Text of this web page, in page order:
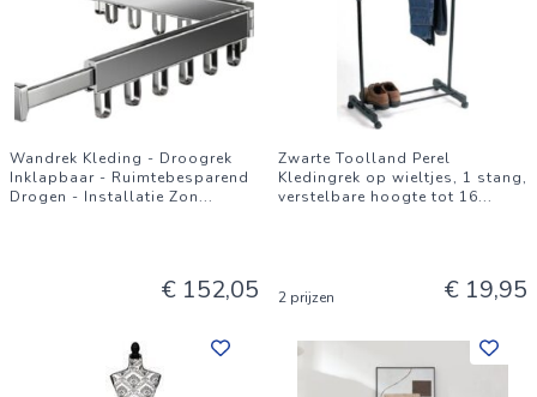
Wandrek Kleding - Droogrek
Inklapbaar - Ruimtebesparend
Drogen - Installatie Zon...
€ 152,05
Zwarte Toolland Perel
Kledingrek op wieltjes, 1 stang,
verstelbare hoogte tot 16...
2 prijzen € 19,95